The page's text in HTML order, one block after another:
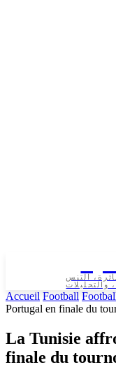
التنس
والتحليلات
Accueil Football
Portugal en finale du
La Tunisie
finale du